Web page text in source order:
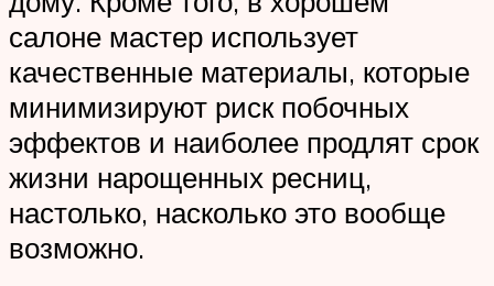
салоне мастер использует
качественные материалы, которые
минимизируют риск побочных
эффектов и наиболее продлят срок
жизни нарощенных ресниц,
настолько, насколько это вообще
возможно.